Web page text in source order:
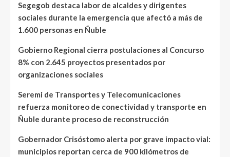
Segegob destaca labor de alcaldes y dirigentes
sociales durante la emergencia que afectó a más de
1.600 personas en Ñuble
Gobierno Regional cierra postulaciones al Concurso
8% con 2.645 proyectos presentados por
organizaciones sociales
Seremi de Transportes y Telecomunicaciones
refuerza monitoreo de conectividad y transporte en
Ñuble durante proceso de reconstrucción
Gobernador Crisóstomo alerta por grave impacto vial:
municipios reportan cerca de 900 kilómetros de